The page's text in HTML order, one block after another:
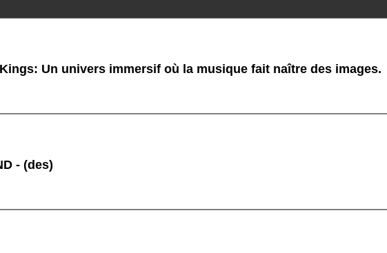
Un univers immersif où la musique fait naître des images.
- (des)